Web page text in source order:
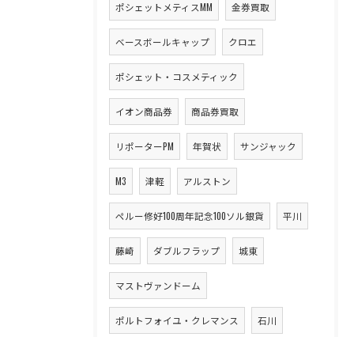
ポシェットメティスMM 金券買取
ベースボールキャップ クロエ
ポシェット・コスメティック
イオン商品券 商品券買取
リポーターPM 年賀状 サンジャック
M3 津軽 アルストン
ペルー修好100周年記念100ソル銀貨 平川
藤崎 ダブルフラップ 城東
マストヴァンドーム
ポルトフォイユ・クレマンス 石川